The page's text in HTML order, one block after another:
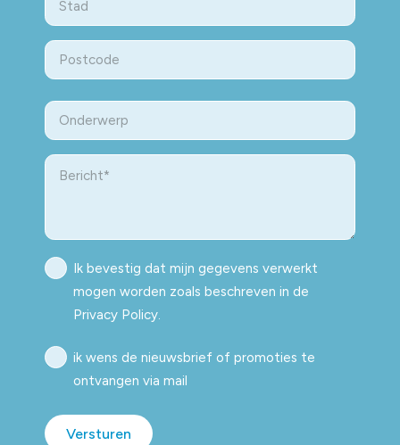
Address
Stad
Postal
Code
Onderwerp
Bericht
Privacy
Policy
Ik bevestig dat mijn gegevens verwerkt
mogen worden zoals beschreven in de
Privacy Policy.
Nieuwsbrief
ik wens de nieuwsbrief of promoties te
ontvangen via mail